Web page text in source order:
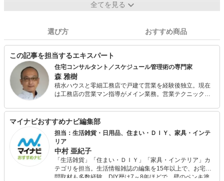
全てを見る
選び方 おすすめ商品
この記事を担当するエキスパート
住宅コンサルタント／スケジュール管理術の専門家
森 雅樹
積水ハウスと零細工務店で戸建て営業を経験後独立。現在
は工務店の営業マン指導がメイン業務。営業テクニックレ
などのスキル不足を強く懸念。筆者が30年来続けてきたマ
ンスリー手帳による行動管理やスクラップブックに代表さ
れるアナログ管理をＩＴとどう両立させるかを研修のテー
マに必ず掲げる。さらには高額になる住宅の契約において
使い勝手がよく客前でも見栄えのする領収書や印鑑ケース
にもこだわりを持つ。プレゼン、マーケティング、営業関
連の本を多数執筆。
マイナビおすすめナビ編集部
担当：生活雑貨・日用品、住まい・ＤＩＹ、家具・インテ
リア
中村 亜紀子
「生活雑貨」「住まい・ＤＩＹ」「家具・インテリア」カ
テゴリを担当。生活情報雑誌の編集を15年以上で、お宅訪
問取材も多数経験。DIY歴は7～8年ほどで、壁のペンキ塗